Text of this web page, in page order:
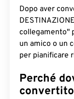
Dopo aver
collegamento"
un amico o un
per pianificare
Perché